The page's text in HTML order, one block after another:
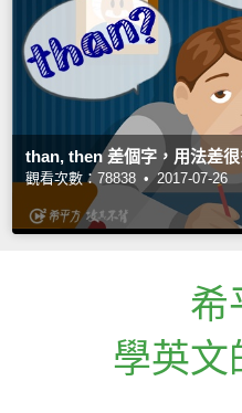
than, then 差個字，用法差很
觀看次數：78838 • 2017-07-26
希
學英文